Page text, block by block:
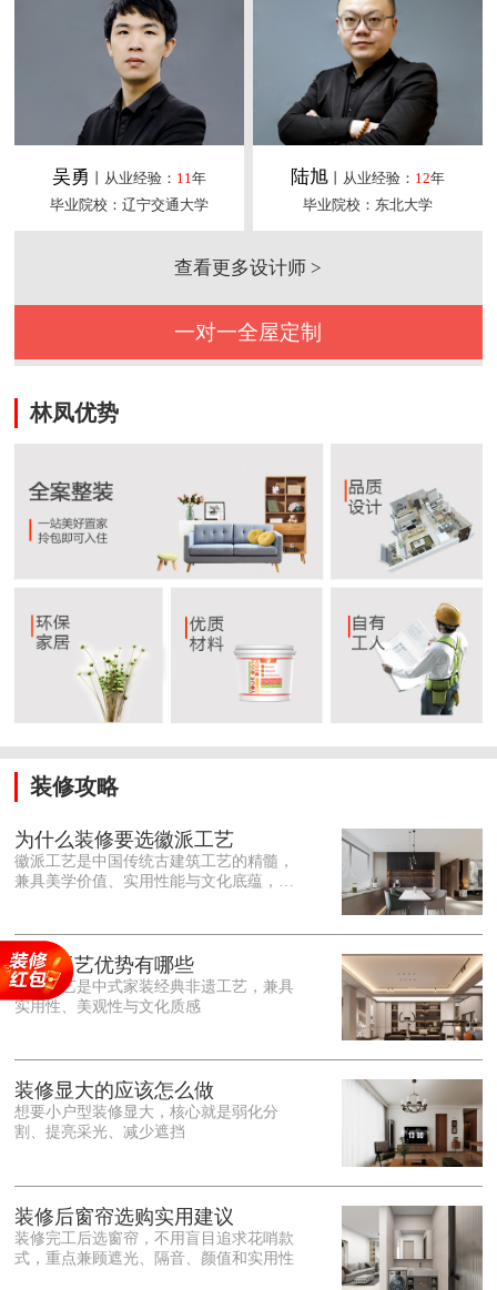
吴勇 丨从业经验： 11年
毕业院校：辽宁交通大学
陆旭丨从业经验： 12年
毕业院校：东北大学
查看更多设计师 >
一对一全屋定制
林凤优势
装修攻略
为什么装修要选徽派工艺
徽派工艺是中国传统古建筑工艺的精髓，
兼具美学价值、实用性能与文化底蕴，优
雕细琢的砖、木、石雕为特色，线条古朴
大气，意境悠远，自带东方中式雅致韵
味，耐看且不易过时。<o:p></o:p> 在工
艺品质上，徽派工艺遵循古法匠心工序，
保耐用，抗风化、耐腐蚀，使用
徽派工艺优势有哪些
徽派工艺是中式家装经典非遗工艺，兼具
实用性、美观性与文化质感
装修显大的应该怎么做
想要小户型装修显大，核心就是弱化分
割、提亮采光、减少遮挡
装修后窗帘选购实用建议
装修完工后选窗帘，不用盲目追求花哨款
式，重点兼顾遮光、隔音、颜值和实用性